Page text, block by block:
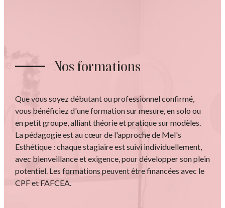
Nos formations
Que vous soyez débutant ou professionnel confirmé,
vous bénéficiez d'une formation sur mesure, en solo ou
en petit groupe, alliant théorie et pratique sur modèles.
La pédagogie est au cœur de l'approche de Mel's
Esthétique : chaque stagiaire est suivi individuellement,
avec bienveillance et exigence, pour développer son plein
potentiel. Les formations peuvent être financées avec le
CPF et FAFCEA.